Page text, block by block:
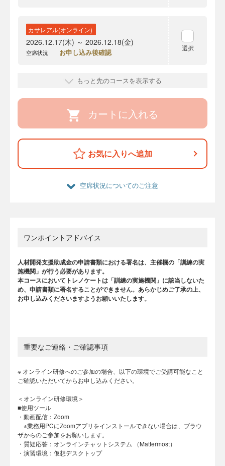
カサレアル(オンライン)
2026.12.17(木) ～ 2026.12.18(金)
空席状況 お申し込み後確認 選択
もっと先のコースを表示する
カートに入れる
お気に入りへ追加
空席状況についてのご注意
ワンポイントアドバイス
人材開発支援助成金の申請書類における署名は、主催欄の「訓練の実
施機関」が行う必要があります。
本コースにおいてトレノケートは「訓練の実施機関」に該当しないた
め、申請書類に署名することができません。あらかじめご了承の上、
お申し込みくださいますようお願いいたします。
重要なご連絡・ご確認事項
※ オンライン研修へのご参加の場合、以下の環境でご受講可能なこと
ご確認いただいてからお申し込みください。
＜オンライン研修環境＞
■使用ツール
・動画配信：Zoom
※業務用PCにZoomアプリをインストールできない場合は、ブラウ
ザからのご参加をお願いします。
・質疑応答：オンラインチャットシステム （Mattermost）
・演習環境：仮想デスクトップ